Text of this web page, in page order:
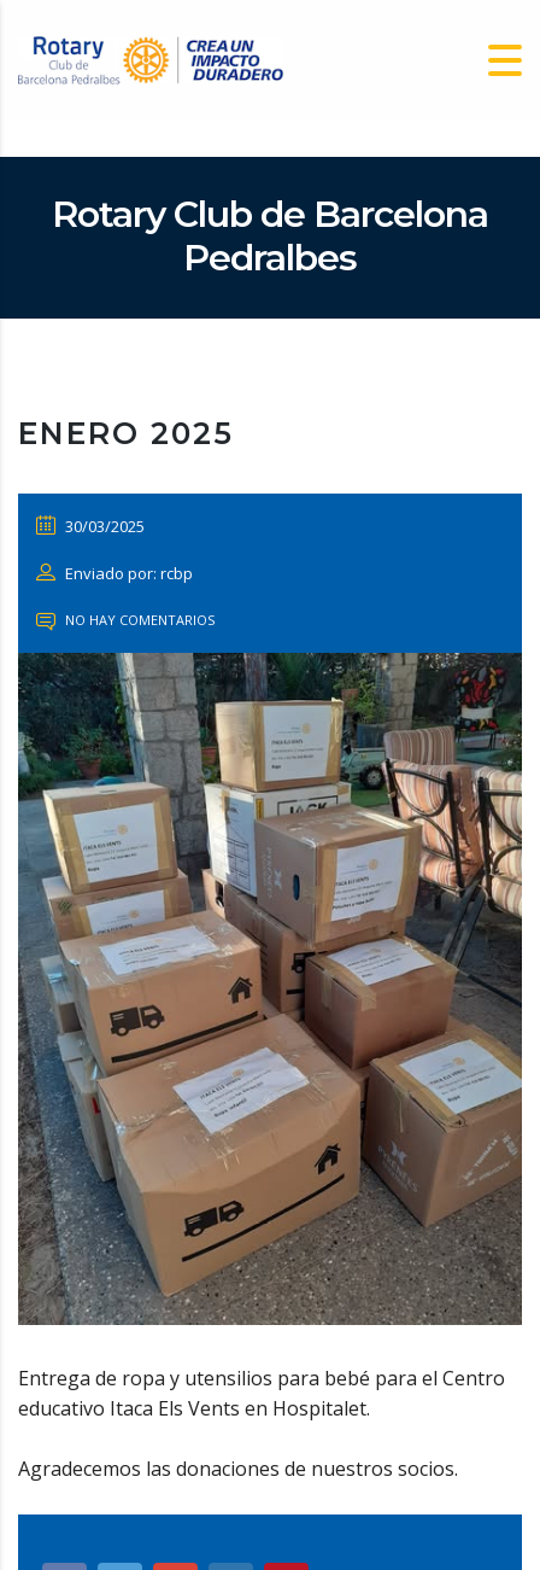
Rotary Club de Barcelona
Pedralbes
ENERO 2025
30/03/2025
Enviado por: rcbp
NO HAY COMENTARIOS
Entrega de ropa y utensilios para bebé para el Centro
educativo Itaca Els Vents en Hospitalet.
Agradecemos las donaciones de nuestros socios.